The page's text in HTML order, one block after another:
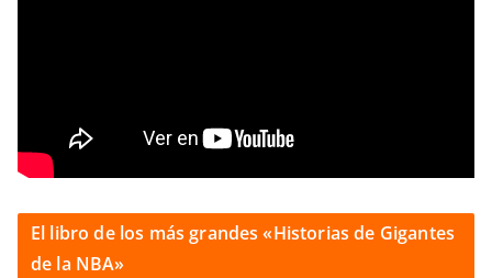
El libro de los más grandes «Historias de Gigantes
de la NBA»